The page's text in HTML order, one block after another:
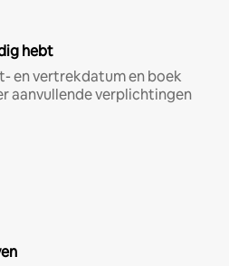
hebt
en vertrekdatum en boek
aanvullende verplichtingen